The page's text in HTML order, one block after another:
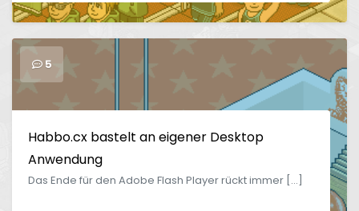
5
Habbo.cx bastelt an eigener Desktop
Anwendung
Das Ende für den Adobe Flash Player rückt immer […]